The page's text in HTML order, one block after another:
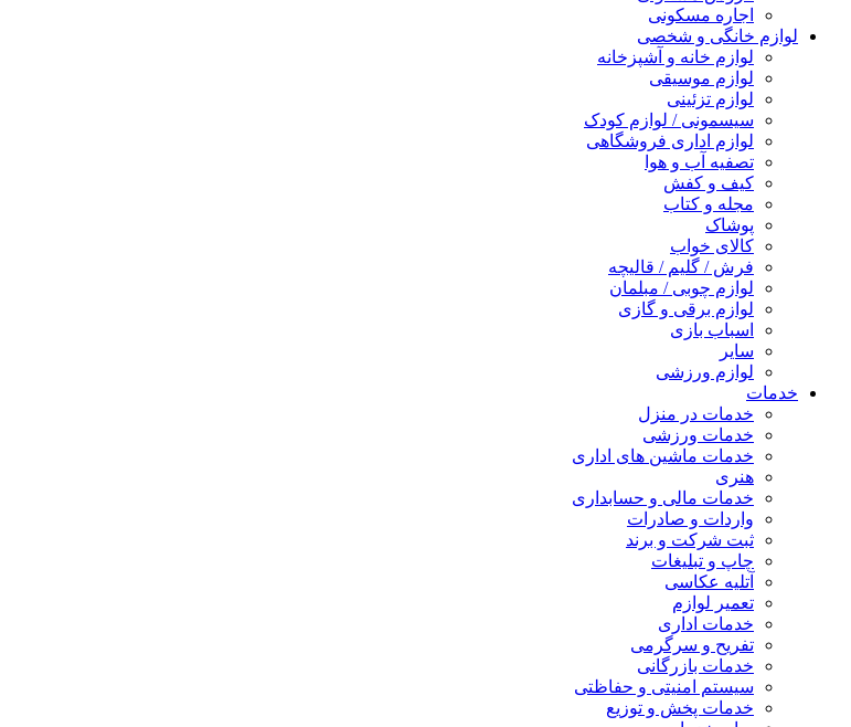
اجاره مسکونی
لوازم خانگی و شخصی
لوازم خانه و آشپزخانه
لوازم موسیقی
لوازم تزئینی
سیسمونی / لوازم کودک
لوازم اداری فروشگاهی
تصفیه آب و هوا
کیف و کفش
مجله و کتاب
پوشاک
کالای خواب
فرش / گلیم / قالیچه
لوازم چوبی / مبلمان
لوازم برقی و گازی
اسباب بازی
سایر
لوازم ورزشی
خدمات
خدمات در منزل
خدمات ورزشی
خدمات ماشین های اداری
هنری
خدمات مالی و حسابداری
واردات و صادرات
ثبت شرکت و برند
چاپ و تبلیغات
آتلیه عکاسی
تعمیر لوازم
خدمات اداری
تفریح و سرگرمی
خدمات بازرگانی
سیستم امنیتی و حفاظتی
خدمات پخش و توزیع